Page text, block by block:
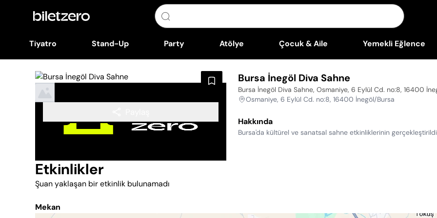
Tiyatro Stand-Up Party Atölye Çocuk & Aile Yemekli Eğlence
Bursa İnegöl Diva Sahne
Bursa İnegöl Diva Sahne, Osmaniye, 6 Eylül Cd. no:8, 16400
Osmaniye, 6 Eylül Cd. no:8, 16400 İnegöl/Bursa
Etkinlikler
Şuan yaklaşan bir etkinlik bulunamadı
Hakkında
Bursa'da kültürel ve sanatsal sahne etkinliklerinin
Mekan